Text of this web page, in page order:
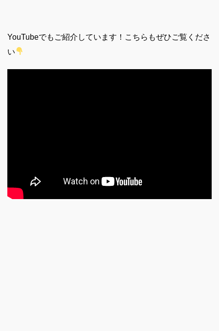
YouTubeでもご紹介しています！こちらもぜひご覧くださ
い